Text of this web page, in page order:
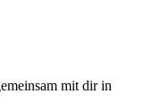
mit dir in